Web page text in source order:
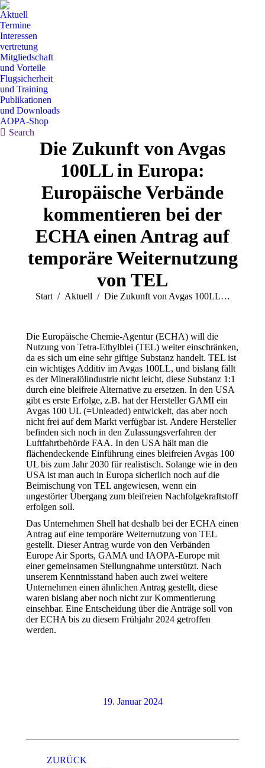
Aktuell
Termine
Interessen
vertretung
Mitgliedschaft
und Vorteile
Flugsicherheit
und Training
Publikationen
und Downloads
AOPA-Shop
Search:
Search
Die Zukunft von Avgas
100LL in Europa:
Europäische Verbände
kommentieren bei der
ECHA einen Antrag auf
temporäre Weiternutzung
von TEL
Sie befinden sich hier:
Start Aktuell Die Zukunft von Avgas 100LL…
Die Europäische Chemie-Agentur (ECHA) will die
Nutzung von Tetra-Ethylblei (TEL) weiter einschränken,
da es sich um eine sehr giftige Substanz handelt. TEL ist
ein wichtiges Additiv im Avgas 100LL, und bislang fällt
es der Mineralölindustrie nicht leicht, diese Substanz 1:1
durch eine bleifreie Alternative zu ersetzen. In den USA
gibt es erste Erfolge, z.B. hat der Hersteller GAMI ein
Avgas 100 UL (=Unleaded) entwickelt, das aber noch
nicht frei auf dem Markt verfügbar ist. Andere Hersteller
befinden sich noch in den Zulassungsverfahren der
Luftfahrtbehörde FAA. In den USA hält man die
flächendeckende Einführung eines bleifreien Avgas 100
UL bis zum Jahr 2030 für realistisch. Solange wie in den
USA ist man auch in Europa sicherlich noch auf die
Beimischung von TEL angewiesen, wenn ein
ungestörter Übergang zum bleifreien Nachfolgekraftstoff
erfolgen soll.
Das Unternehmen Shell hat deshalb bei der ECHA einen
Antrag auf eine temporäre Weiternutzung von TEL
gestellt. Dieser Antrag wurde von den Verbänden
Europe Air Sports, GAMA und IAOPA-Europe mit
einer gemeinsamen Stellungnahme unterstützt. Nach
unserem Kenntnisstand haben auch zwei weitere
Unternehmen einen ähnlichen Antrag gestellt, diese
waren bislang aber noch nicht zur Kommentierung
einsehbar. Eine Entscheidung über die Anträge soll von
der ECHA bis zu diesem Frühjahr 2024 getroffen
werden.
19. Januar 2024
ZURÜCK